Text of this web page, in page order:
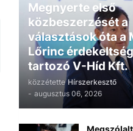
Megnyerte első
közbeszerzését a
választások óta a
Lőrinc
tartozó V-Híd Kft.
közzétette Hírszerkesztő
- augusztus 06, 2026